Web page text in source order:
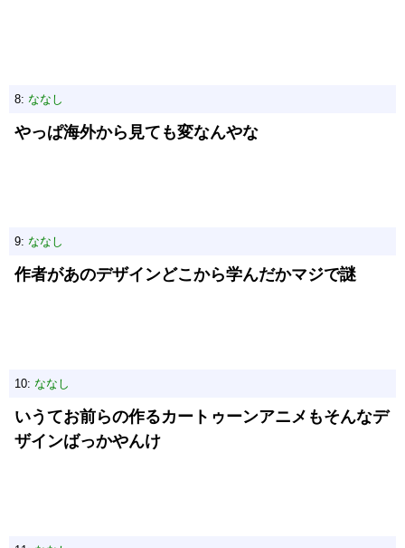
8: ななし
やっぱ海外から見ても変なんやな
9: ななし
作者があのデザインどこから学んだかマジで謎
10: ななし
いうてお前らの作るカートゥーンアニメもそんなデ
ザインばっかやんけ